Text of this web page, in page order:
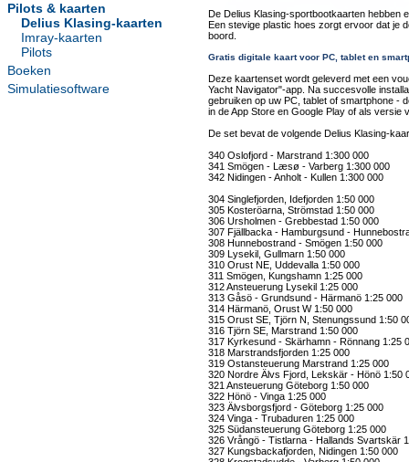
Pilots & kaarten
Delius Klasing-kaarten
Imray-kaarten
Pilots
Boeken
Simulatiesoftware
De Delius Klasing-sportbootkaarten hebben
Een stevige plastic hoes zorgt ervoor dat je
boord.
Gratis digitale kaart voor PC, tablet en
Deze kaartenset wordt geleverd met een
Yacht Navigator"-app. Na succesvolle
gebruiken op uw PC, tablet of smartphone -
in de App Store en Google Play of als versie
De set bevat de volgende Delius Klasing-
340 Oslofjord - Marstrand 1:300 000
341 Smögen - Læsø - Varberg 1:300 000
342 Nidingen - Anholt - Kullen 1:300 000
304 Singlefjorden, Idefjorden 1:50 000
305 Kosteröarna, Strömstad 1:50 000
306 Ursholmen - Grebbestad 1:50 000
307 Fjällbacka - Hamburgsund -
308 Hunnebostrand - Smögen 1:50 000
309 Lysekil, Gullmarn 1:50 000
310 Orust NE, Uddevalla 1:50 000
311 Smögen, Kungshamn 1:25 000
312 Ansteuerung Lysekil 1:25 000
313 Gåsö - Grundsund - Härmanö 1:25 000
314 Härmanö, Orust W 1:50 000
315 Orust SE, Tjörn N, Stenungssund 1:50
316 Tjörn SE, Marstrand 1:50 000
317 Kyrkesund - Skärhamn - Rönnang 1:25
318 Marstrandsfjorden 1:25 000
319 Ostansteuerung Marstrand 1:25 000
320 Nordre Älvs Fjord, Lekskär - Hönö 1:50
321 Ansteuerung Göteborg 1:50 000
322 Hönö - Vinga 1:25 000
323 Älvsborgsfjord - Göteborg 1:25 000
324 Vinga - Trubaduren 1:25 000
325 Südansteuerung Göteborg 1:25 000
326 Vrångö - Tistlarna - Hallands Svartskär
327 Kungsbackafjorden, Nidingen 1:50 000